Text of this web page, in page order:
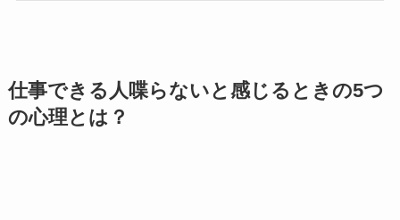
仕事できる人喋らないと感じるときの5つ
の心理とは？